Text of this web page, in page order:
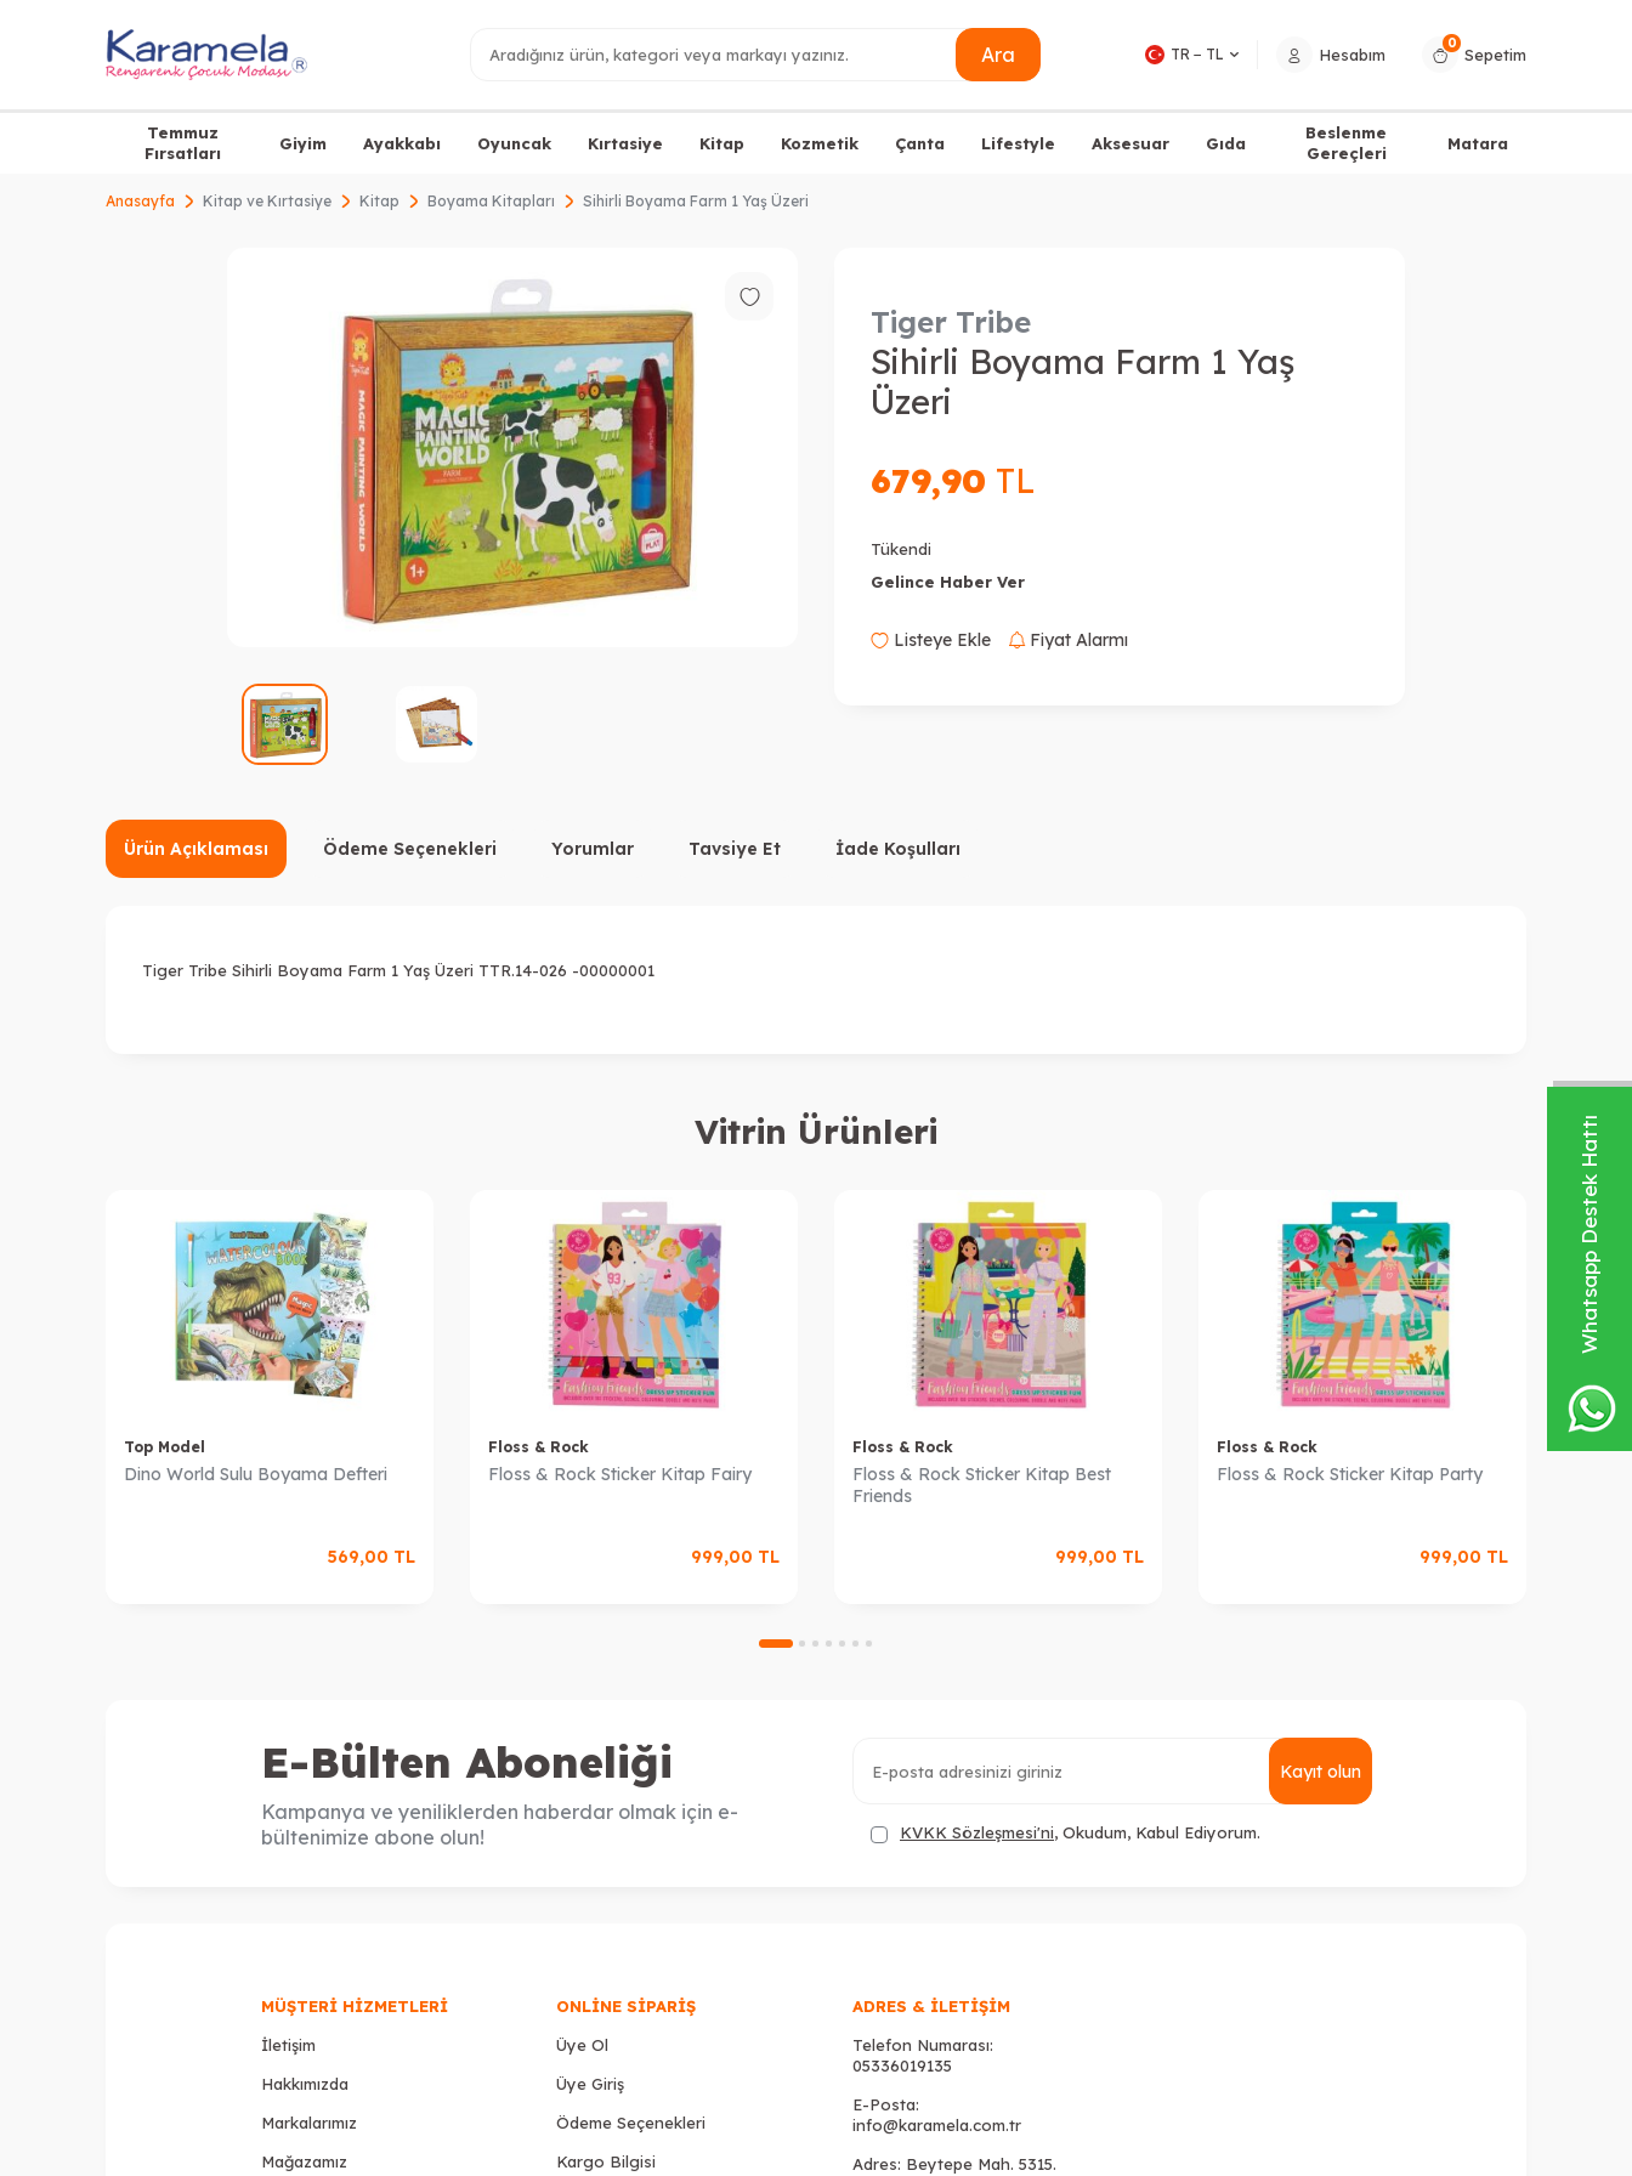
Whatsapp Destek Hattı
Ara TR − TL Hesabım
0
Sepetim
Temmuz
Fırsatları
Giyim Ayakkabı Oyuncak Kırtasiye Kitap Kozmetik Çanta Lifestyle Aksesuar Gıda
Beslenme
Gereçleri
Matara
Anasayfa Kitap ve Kırtasiye Kitap Boyama Kitapları Sihirli Boyama Farm 1 Yaş Üzeri
Tiger Tribe
Sihirli Boyama Farm 1 Yaş
Üzeri
679,90 TL
Tükendi
Gelince Haber Ver
Listeye Ekle Fiyat Alarmı
Ürün Açıklaması Ödeme Seçenekleri Yorumlar Tavsiye Et İade Koşulları
Tiger Tribe Sihirli Boyama Farm 1 Yaş Üzeri TTR.14-026 -00000001
Vitrin Ürünleri
Top Model
Dino World Sulu Boyama Defteri
569,00 TL
Floss & Rock
Floss & Rock Sticker Kitap Fairy
999,00 TL
Floss & Rock
Floss & Rock Sticker Kitap Best
Friends
999,00 TL
Floss & Rock
Floss & Rock Sticker Kitap Party
999,00 TL
E-Bülten Aboneliği
Kampanya ve yeniliklerden haberdar olmak için e-
bültenimize abone olun!
Kayıt olun
KVKK Sözleşmesi'ni, Okudum, Kabul Ediyorum.
MÜŞTERI HIZMETLERI
İletişim
Hakkımızda
Markalarımız
Mağazamız
ONLINE SIPARIŞ
Üye Ol
Üye Giriş
Ödeme Seçenekleri
Kargo Bilgisi
ADRES & İLETIŞIM
Telefon Numarası:
05336019135
E-Posta:
info@karamela.com.tr
Adres: Beytepe Mah. 5315.